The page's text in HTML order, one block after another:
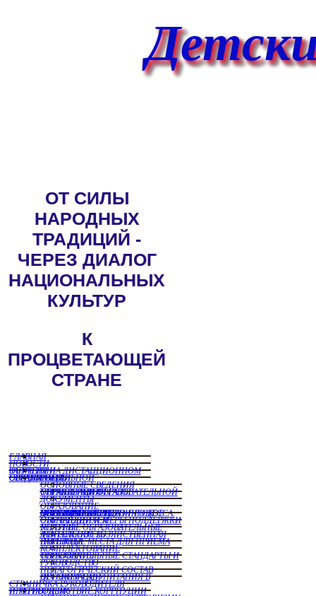
ГЛАВНАЯ
НОВОСТИ
ЗАНЯТИЯ НА ДИСТАНЦИОННОМ ОБУЧЕНИИ
СВЕДЕНИЯ ОБ ОБРАЗОРВАТЕЛЬНОЙ ОРГАНИЗАЦИИ
ОСНОВНЫЕ СВЕДЕНИЯ
СТРУКТУРА И ОРГАНЫ УПРАВЛЕНИЯ ОБРАЗОВАТЕЛЬНОЙ ОРГАНИЗАЦИИ
ДОКУМЕНТЫ
ОБРАЗОВАНИЕ
МАТЕРИАЛЬНО ТЕХНИЧЕСКОЕ ОБЕСПЕЧЕНИЕ И ОСНАЩЕННОСТЬ ОБРАЗОВАТЕЛЬНОГО ПРОЦЕССА. ДОСТУПНАЯ СРЕДА
СТЕПЕНДИИ И МЕРЫ ПОДДЕРЖКИ ОБУЧАЮЩИХСЯ
ПЛАТНЫЕ ОБРАЗОВАТЕЛЬНЫЕ УСЛУГИ
ФИНАНСОВО ХОЗЯЙСТВЕННАЯ ДЕЯТЕЛЬНОСТЬ
ВАКНТНЫЕ МЕСТА ДЛЯ ПРИЕМА ПЕРЕВОДА
КОМПЛЕКТОВАНИЕ
ОБРАЗОВАТЕЛЬНЫЕ СТАНДАРТЫ И ТРЕБОВАНИЯ
РУКОВОДСТВО
ПЕДАГОГИЧЕСКИЙ СОСТАВ
ОРГАНИЗАЦИЯ ПИТАНИЯ В ДЕТСКОМ САДУ
СТРАНИЧКА РУКОВОДИТЕЛЯ
ПРОТИВОДЕЙСТВИЕ КОРРПУЦИИ И ТЕРРОРИЗМУ